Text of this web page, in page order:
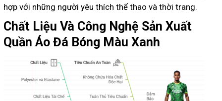
hợp với những người yêu thích thể thao và thời trang.
Chất Liệu Và Công Nghệ Sản Xuất
Quần Áo Đá Bóng Màu Xanh